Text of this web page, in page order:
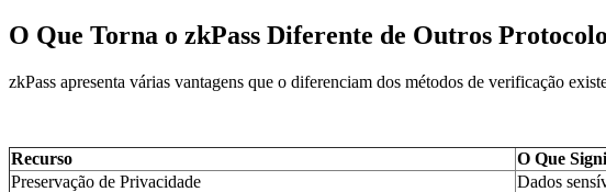
O Que Torna o zkPass Diferente de Outros
zkPass apresenta várias vantagens que o diferenciam dos métodos de verificação
Recurso
O Que
Preservação de Privacidade
Dados